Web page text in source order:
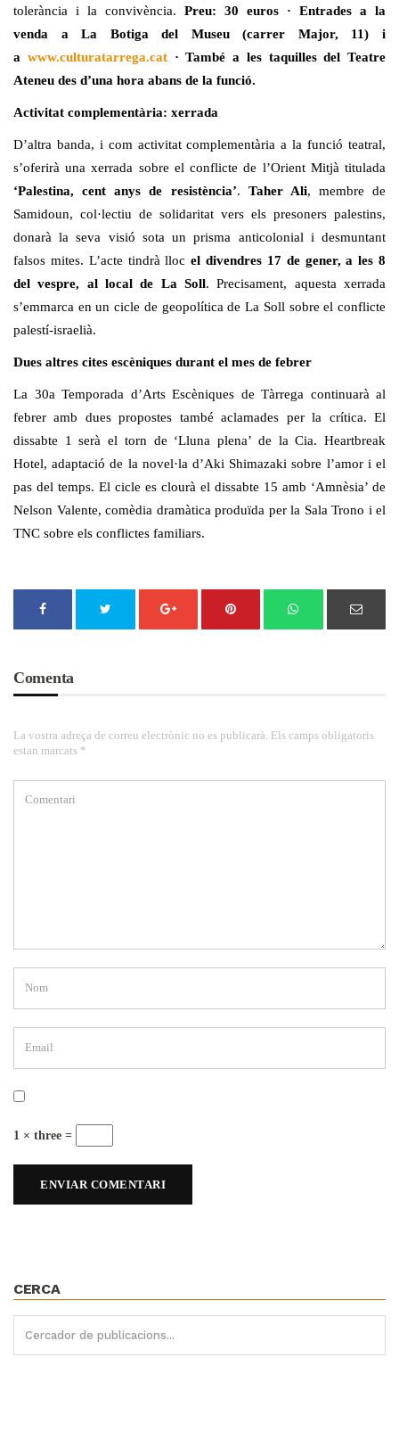
tolerància i la convivència. Preu: 30 euros · Entrades a la
venda a La Botiga del Museu (carrer Major, 11) i
a www.culturatarrega.cat· També a les taquilles del Teatre
Ateneu des d’una hora abans de la funció.
Activitat complementària: xerrada
D’altra banda, i com activitat complementària a la funció teatral,
s’oferirà una xerrada sobre el conflicte de l’Orient Mitjà titulada
‘Palestina, cent anys de resistència’. Taher Ali, membre de
Samidoun, col·lectiu de solidaritat vers els presoners palestins,
donarà la seva visió sota un prisma anticolonial i desmuntant
falsos mites. L’acte tindrà llocel divendres 17 de gener, a les 8
del vespre, al local de La Soll. Precisament, aquesta xerrada
s’emmarca en un cicle de geopolítica de La Soll sobre el conflicte
palestí-israelià.
Dues altres cites escèniques durant el mes de febrer
La 30a Temporada d’Arts Escèniques de Tàrrega continuarà al
febrer amb dues propostes també aclamades per la crítica. El
dissabte 1 serà el torn de ‘Lluna plena’ de la Cia. Heartbreak
Hotel, adaptació de la novel·la d’Aki Shimazaki sobre l’amor i el
pas del temps. El cicle es clourà el dissabte 15 amb ‘Amnèsia’ de
Nelson Valente, comèdia dramàtica produïda per la Sala Trono i el
TNC sobre els conflictes familiars.
Comenta
La vostra adreça de correu electrònic no es publicarà. Els camps obligatoris
estan marcats *
1 × three =
CERCA